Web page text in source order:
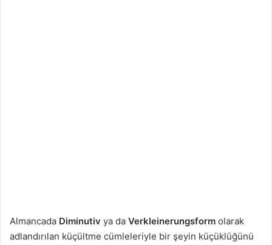
Almancada Diminutiv ya da Verkleinerungsform olarak
adlandırılan küçültme cümleleriyle bir şeyin küçüklüğünü